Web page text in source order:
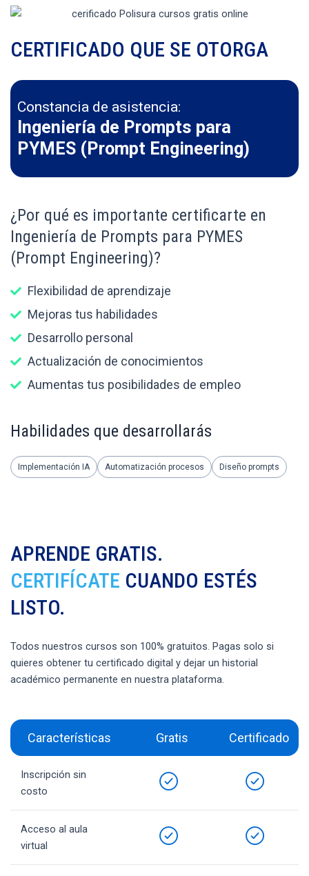
CERTIFICADO QUE SE OTORGA
Constancia de asistencia:
Ingeniería de Prompts para
PYMES (Prompt Engineering)
¿Por qué es importante certificarte en
Ingeniería de Prompts para PYMES
(Prompt Engineering)?
Flexibilidad de aprendizaje
Mejoras tus habilidades
Desarrollo personal
Actualización de conocimientos
Aumentas tus posibilidades de empleo
Habilidades que desarrollarás
Implementación IA Automatización procesos Diseño prompts
APRENDE GRATIS.
CERTIFÍCATE CUANDO ESTÉS
LISTO.
Todos nuestros cursos son 100% gratuitos. Pagas solo si
quieres obtener tu certificado digital y dejar un historial
académico permanente en nuestra plataforma.
Características Gratis Certificado
Inscripción sin
costo
Acceso al aula
virtual